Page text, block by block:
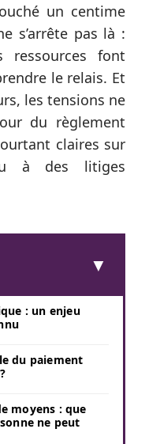
un centime
s’arrête pas là :
font
le relais. Et
les tensions ne
du règlement
claires sur
à des litiges
: un enjeu
du paiement
moyens : que
ne peut